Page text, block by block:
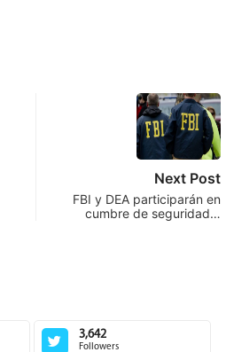
Next Post
FBI y DEA participarán en
cumbre de seguridad…
3,642
Followers